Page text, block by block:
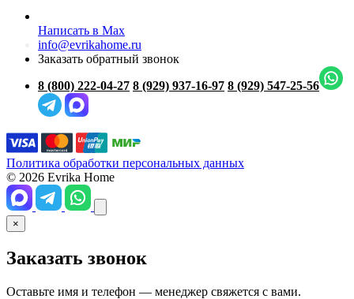
Написать в Max
info@evrikahome.ru
Заказать обратный звонок
8 (800) 222-04-27 8 (929) 937-16-97 8 (929) 547-25-56
Политика обработки персональных данных
© 2026 Evrika Home
×
Заказать звонок
Оставьте имя и телефон — менеджер свяжется с вами.